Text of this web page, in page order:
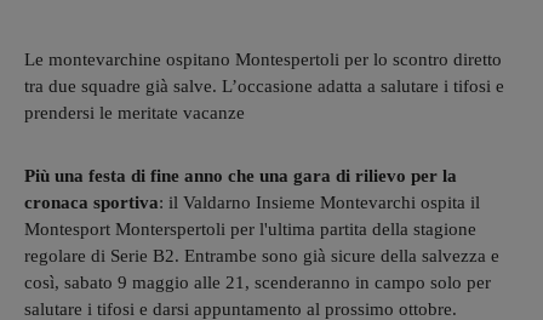
Le montevarchine ospitano Montespertoli per lo scontro diretto
tra due squadre già salve. L’occasione adatta a salutare i tifosi e
prendersi le meritate vacanze
Più una festa di fine anno che una gara di rilievo per la
cronaca sportiva: il Valdarno Insieme Montevarchi ospita il
Montesport Monterspertoli per l'ultima partita della stagione
regolare di Serie B2. Entrambe sono già sicure della salvezza e
così, sabato 9 maggio alle 21, scenderanno in campo solo per
salutare i tifosi e darsi appuntamento al prossimo ottobre.